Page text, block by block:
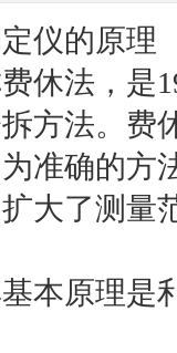
仪的原理
休法，是
方法。费
准确的方
大了测量
本原理